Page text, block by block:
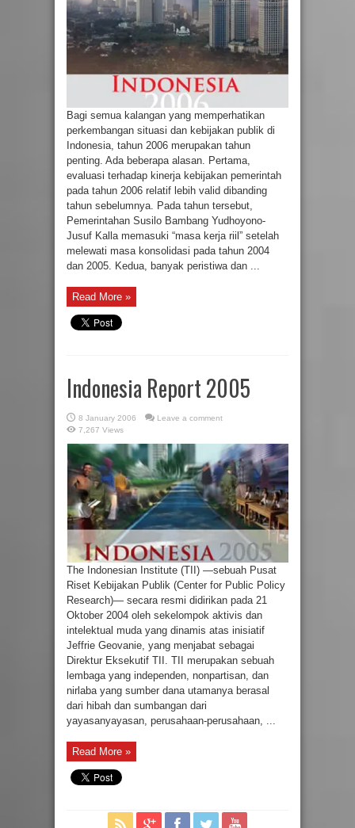
Bagi semua kalangan yang memperhatikan
perkembangan situasi dan kebijakan publik di
Indonesia, tahun 2006 merupakan tahun
penting. Ada beberapa alasan. Pertama,
evaluasi terhadap kinerja kebijakan pemerintah
pada tahun 2006 relatif lebih valid dibanding
tahun sebelumnya. Pada tahun tersebut,
Pemerintahan Susilo Bambang Yudhoyono-
Jusuf Kalla memasuki “masa kerja riil” setelah
melewati masa konsolidasi pada tahun 2004
dan 2005. Kedua, banyak peristiwa dan ...
Read More »
Indonesia Report 2005
8 January 2006
Leave a comment
7,267 Views
The Indonesian Institute (TII) —sebuah Pusat
Riset Kebijakan Publik (Center for Public Policy
Research)— secara resmi didirikan pada 21
Oktober 2004 oleh sekelompok aktivis dan
intelektual muda yang dinamis atas inisiatif
Jeffrie Geovanie, yang menjabat sebagai
Direktur Eksekutif TII. TII merupakan sebuah
lembaga yang independen, nonpartisan, dan
nirlaba yang sumber dana utamanya berasal
dari hibah dan sumbangan dari
yayasanyayasan, perusahaan-perusahaan, ...
Read More »